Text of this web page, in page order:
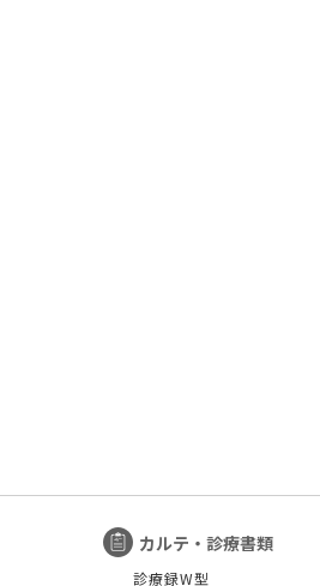
カルテ・診療書類
診療録W型